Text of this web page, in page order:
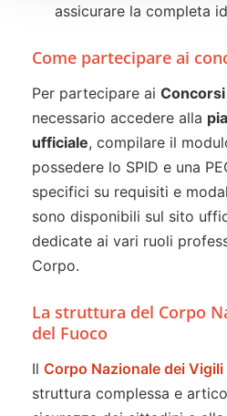
assicurare la completa
Come partecipare ai
Per partecipare ai
necessario accedere alla
ufficiale, compilare il
possedere lo SPID e una
specifici su requisiti e
sono disponibili sul sito
dedicate ai vari ruoli
Corpo.
La struttura del Corpo
del Fuoco
Il Corpo Nazionale dei Vigili
struttura complessa e